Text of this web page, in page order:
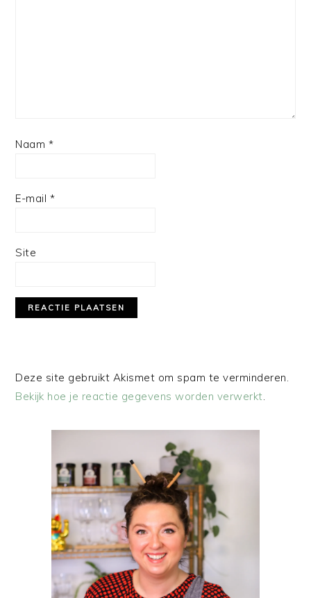
Naam *
E-mail *
Site
Deze site gebruikt Akismet om spam te verminderen.
Bekijk hoe je reactie gegevens worden verwerkt.